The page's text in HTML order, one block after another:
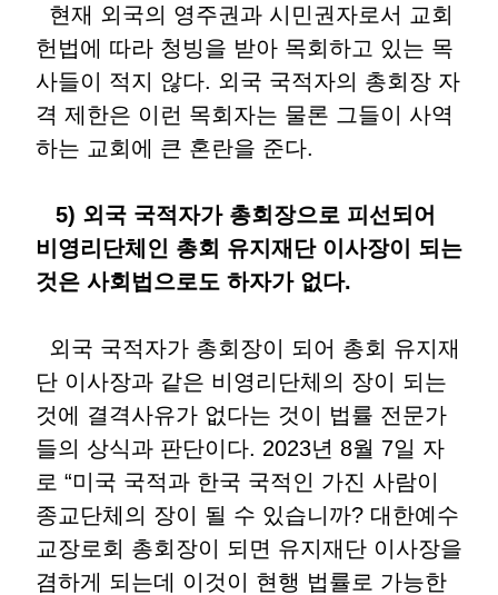
현재 외국의 영주권과 시민권자로서 교회
헌법에 따라 청빙을 받아 목회하고 있는 목
사들이 적지 않다. 외국 국적자의 총회장 자
격 제한은 이런 목회자는 물론 그들이 사역
하는 교회에 큰 혼란을 준다.
5) 외국 국적자가 총회장으로 피선되어
비영리단체인 총회 유지재단 이사장이 되는
것은 사회법으로도 하자가 없다.
외국 국적자가 총회장이 되어 총회 유지재
단 이사장과 같은 비영리단체의 장이 되는
것에 결격사유가 없다는 것이 법률 전문가
들의 상식과 판단이다. 2023년 8월 7일 자
로 “미국 국적과 한국 국적인 가진 사람이
종교단체의 장이 될 수 있습니까? 대한예수
교장로회 총회장이 되면 유지재단 이사장을
겸하게 되는데 이것이 현행 법률로 가능한